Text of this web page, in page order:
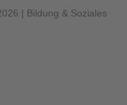
| Bildung & Soziales